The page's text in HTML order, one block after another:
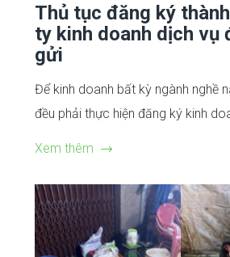
Thủ tục đăng ký
ty kinh doanh dịch vụ
gửi
Để kinh doanh bất kỳ ngành nghề
đều phải thực hiện đăng ký kinh
Xem thêm